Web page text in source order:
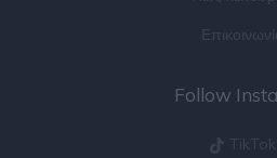
Follow
TikTok